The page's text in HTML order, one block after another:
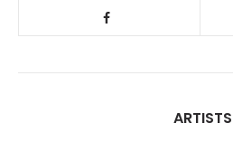
ARTISTS